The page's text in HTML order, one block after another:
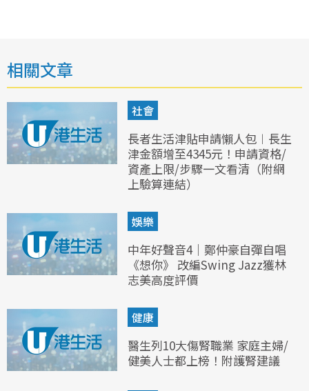
相關文章
社會
長者生活津貼申請懶人包︱長生
津金額增至4345元！申請資格/
資產上限/步驟一文看清（附網
上驗算連結）
娛樂
中年好聲音4｜鄭仲豪自彈自唱
《想你》 改編Swing Jazz獲林
志美高度評價
健康
醫生列10大傷腎職業 家庭主婦/
健美人士都上榜！附護腎建議